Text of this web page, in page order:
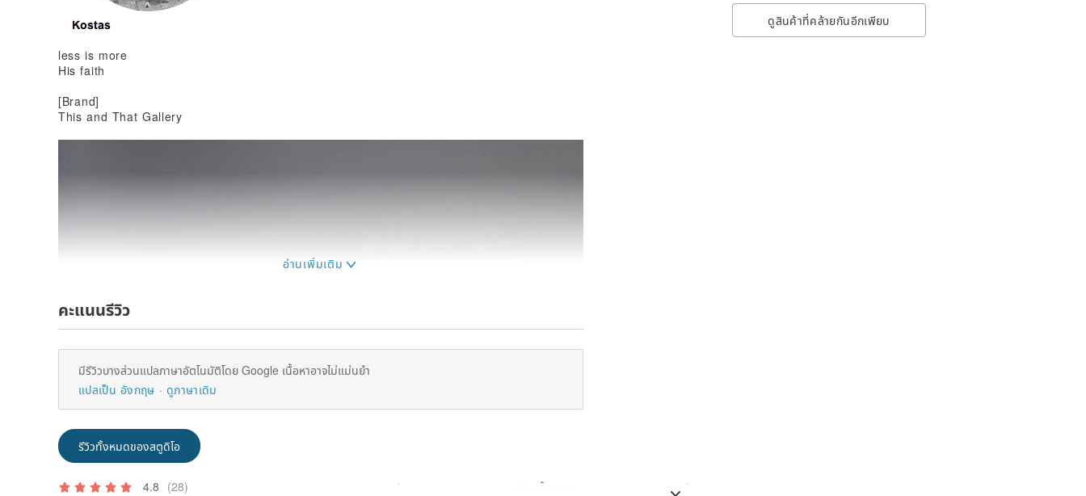
ดูสินค้าที่คล้ายกันอีกเพียบ
less is more
His faith
[Brand]
This and That Gallery
คะแนนรีวิว
มีรีวิวบางส่วนแปลภาษาอัตโนมัติโดย Google เนื้อหาอาจไม่แม่นยำ
แปลเป็น อังกฤษ
ดูภาษาเดิม
รีวิวทั้งหมดของสตูดิโอ
4.8 (28) ดูรีวิวทั้งหมด